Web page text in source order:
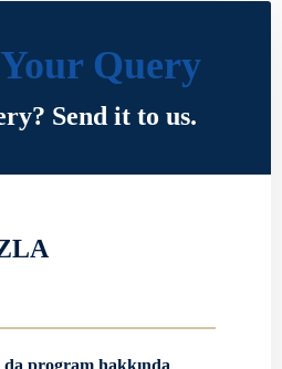
Query
Send it to us.
program hakkında